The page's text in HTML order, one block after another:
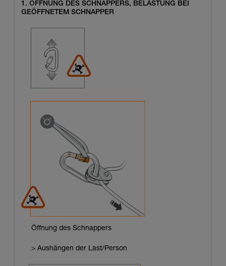
1. ÖFFNUNG DES SCHNAPPERS, BELASTUNG BEI
GEÖFFNETEM SCHNAPPER
Öffnung des Schnappers
> Aushängen der Last/Person